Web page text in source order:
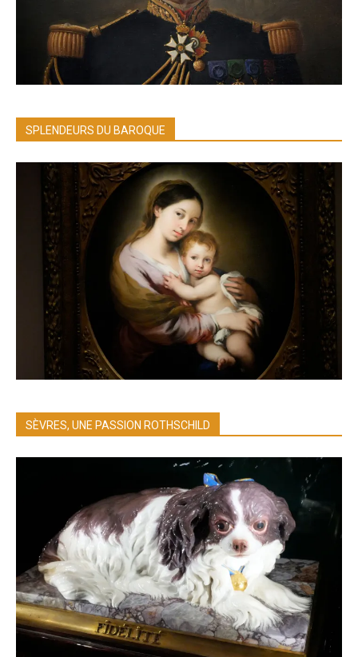
SPLENDEURS DU BAROQUE
SÈVRES, UNE PASSION ROTHSCHILD